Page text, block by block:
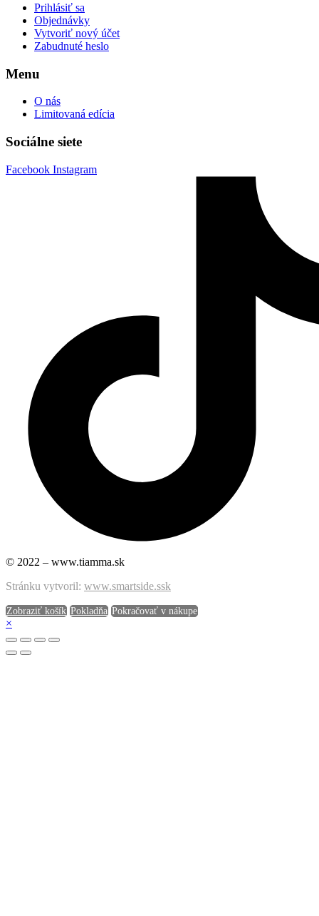
Prihlásiť sa
Objednávky
Vytvoriť nový účet
Zabudnuté heslo
Menu
O nás
Limitovaná edícia
Sociálne siete
Facebook Instagram
© 2022 – www.tiamma.sk
Stránku vytvoril: www.smartside.ssk
Zobraziť košík Pokladňa Pokračovať v nákupe
×